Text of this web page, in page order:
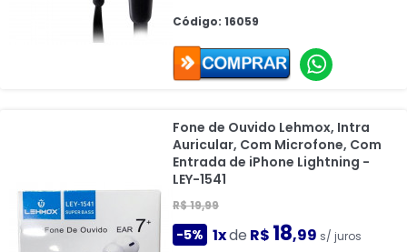
Código: 16059
Fone de Ouvido Lehmox, Intra
Auricular, Com Microfone, Com
Entrada de iPhone Lightning -
LEY-1541
R$ 19,99
-5% 1xde R$ 18,99 s/ juros